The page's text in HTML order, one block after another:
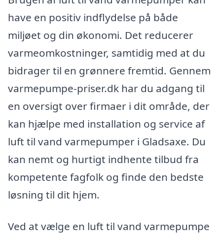
have en positiv indflydelse på både
miljøet og din økonomi. Det reducerer
varmeomkostninger, samtidig med at du
bidrager til en grønnere fremtid. Gennem
varmepumpe-priser.dk har du adgang til
en oversigt over firmaer i dit område, der
kan hjælpe med installation og service af
luft til vand varmepumper i Gladsaxe. Du
kan nemt og hurtigt indhente tilbud fra
kompetente fagfolk og finde den bedste
løsning til dit hjem.
Ved at vælge en luft til vand varmepumpe